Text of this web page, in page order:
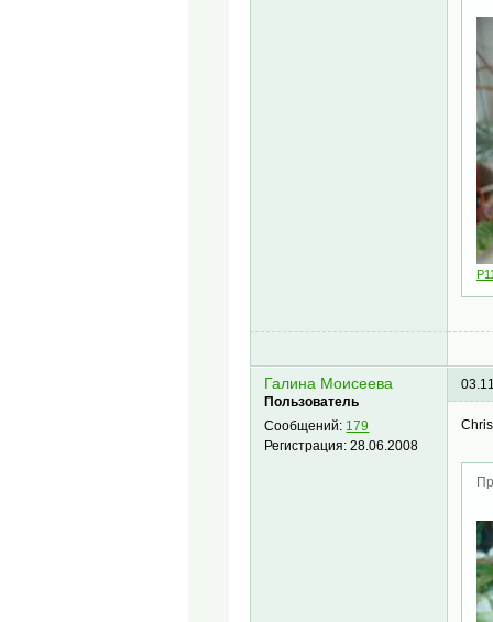
Галина Моисеева
Пользователь
Сообщений: 179
Регистрация:28.06.2008